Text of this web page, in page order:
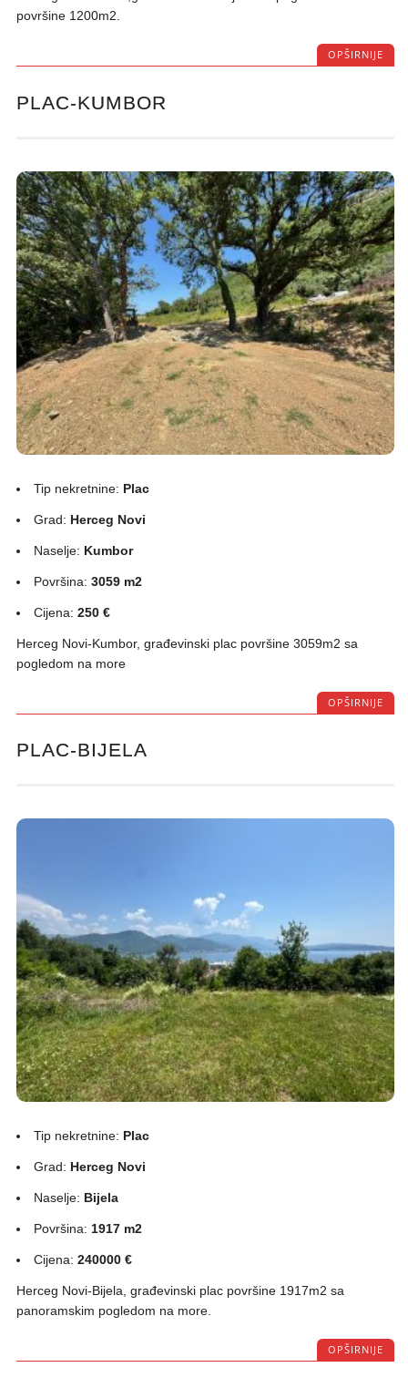
površine 1200m2.
OPŠIRNIJE
PLAC-KUMBOR
Tip nekretnine: Plac
Grad: Herceg Novi
Naselje: Kumbor
Površina:3059 m2
Cijena:250 €
Herceg Novi-Kumbor, građevinski plac površine 3059m2 sa
pogledom na more
OPŠIRNIJE
PLAC-BIJELA
Tip nekretnine: Plac
Grad: Herceg Novi
Naselje: Bijela
Površina: 1917 m2
Cijena:240000 €
Herceg Novi-Bijela, građevinski plac površine 1917m2 sa
panoramskim pogledom na more.
OPŠIRNIJE